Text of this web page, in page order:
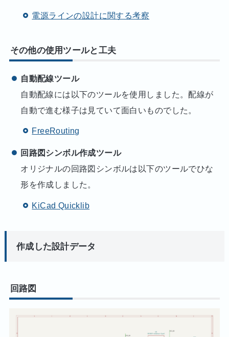
電源ラインの設計に関する考察
その他の使用ツールと工夫
自動配線ツール
自動配線には以下のツールを使用しました。配線が
自動で進む様子は見ていて面白いものでした。
FreeRouting
回路図シンボル作成ツール
オリジナルの回路図シンボルは以下のツールでひな
形を作成しました。
KiCad Quicklib
作成した設計データ
回路図